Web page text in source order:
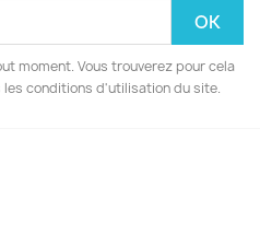
moment. Vous trouverez pour cela
conditions d'utilisation du site.